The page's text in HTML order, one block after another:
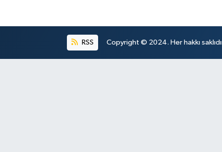
RSS Copyright © 2024. Her hakkı